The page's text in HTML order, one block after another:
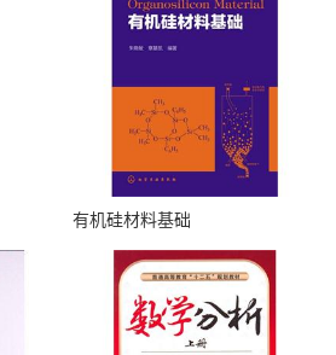
有机硅材料基础